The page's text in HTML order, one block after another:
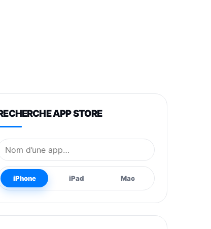
APP STORE
de l’application
iPhone iPad Mac